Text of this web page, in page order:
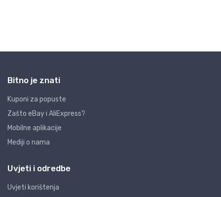
Bitno je znati
Kuponi za popuste
Zašto eBay i AliExpress?
Mobilne aplikacije
Mediji o nama
Uvjeti i odredbe
Uvjeti korištenja